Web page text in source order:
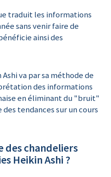
traduit les informations
sans venir faire de
ainsi des
va par sa méthode de
des informations
en éliminant du "bruit"
tendances sur un cours
des chandeliers
Heikin Ashi ?